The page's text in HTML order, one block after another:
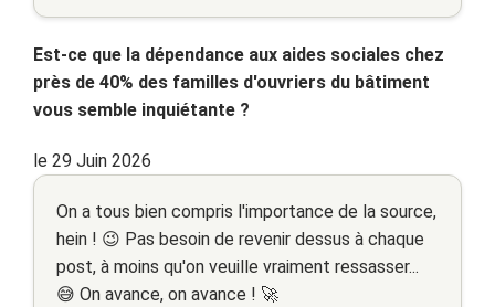
Est-ce que la dépendance aux aides sociales chez
près de 40% des familles d'ouvriers du bâtiment
vous semble inquiétante ?
le 29 Juin 2026
On a tous bien compris l'importance de la source,
hein ! 😉 Pas besoin de revenir dessus à chaque
post, à moins qu'on veuille vraiment ressasser...
😅 On avance, on avance ! 🚀